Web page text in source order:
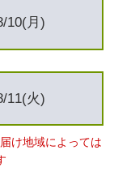
10(月)
11(火)
け地域によっては